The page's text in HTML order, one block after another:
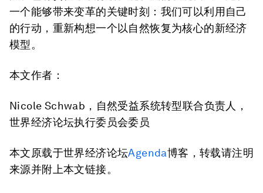
一个能够带来变革的关键时刻：我们可以利用自己
的行动，重新构想一个以自然恢复为核心的新经济
模型。
本文作者：
Nicole Schwab，自然受益系统转型联合负责人，
世界经济论坛执行委员会委员
本文原载于世界经济论坛Agenda博客，转载请注明
来源并附上本文链接。